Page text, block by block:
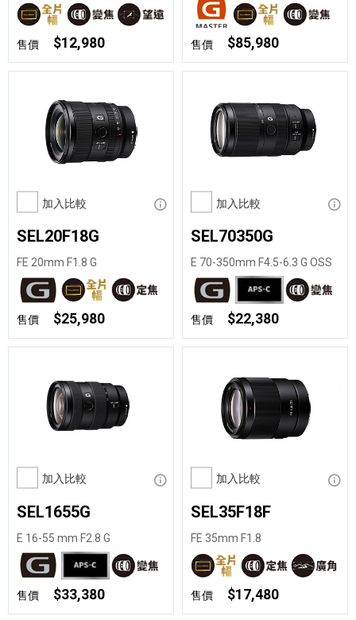
售價 $12,980 售價 $85,980
加入比較 顯示資訊
SEL20F18G
FE 20mm F1.8 G
售價 $25,980
加入比較 顯示
SEL70350G
E 70-350mm F4.5-6.3 G OSS
售價 $22,380
加入比較 顯示資訊
SEL1655G
E 16-55 mm F2.8 G
售價 $33,380
加入比較 顯示
SEL35F18F
FE 35mm F1.8
售價 $17,480